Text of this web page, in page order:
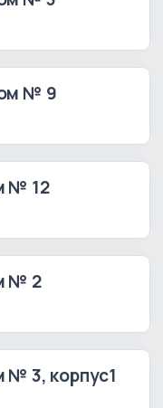
№ 9
№ 12
№ 2
3, корпус1